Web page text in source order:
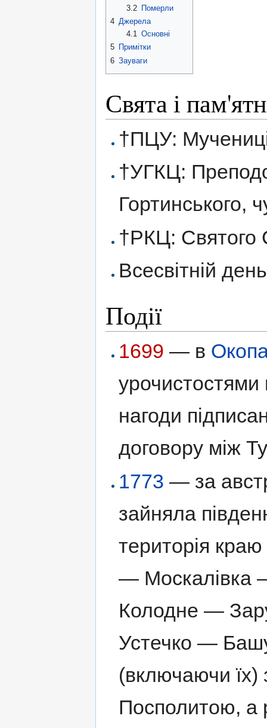
3.2 Померли
4 Джерела
4.1
Основні
5 Примітки
6 Зауваги
Свята і
†ПЦУ:
†УГКЦ:
Гортинського,
†РКЦ: Святого
Всесвітній
Події
1699 — в
урочистостями
нагоди
договору між
1773 — за
зайняла
територія краю
— Москалівка
Колодне —
Устечко —
(включаючи
Посполитою, а